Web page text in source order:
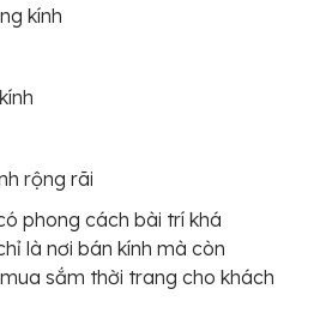
kính
rộng rãi
phong cách bài trí khá
là nơi bán kính mà còn
sắm thời trang cho khách